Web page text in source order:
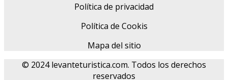
Política de privacidad
Política de Cookis
Mapa del sitio
© 2024 levanteturistica.com. Todos los derechos
reservados